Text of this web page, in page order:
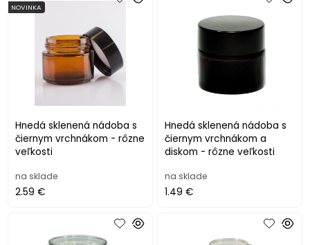
Hnedá sklenená nádoba s
čiernym vrchnákom - rôzne
veľkosti
NOVINKA
na sklade
2.59 €
Hnedá sklenená nádoba s
čiernym vrchnákom a
diskom - rôzne veľkosti
na sklade
1.49 €